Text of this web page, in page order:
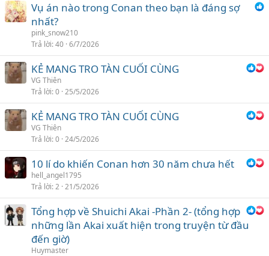
Vụ án nào trong Conan theo bạn là đáng sợ
nhất?
pink_snow210
Trả lời 40 6/7/2026
KẺ MANG TRO TÀN CUỐI CÙNG
VG Thiên
Trả lời 0 25/5/2026
KẺ MANG TRO TÀN CUỐI CÙNG
VG Thiên
Trả lời 0 24/5/2026
10 lí do khiến Conan hơn 30 năm chưa hết
hell_angel1795
Trả lời 2 21/5/2026
Tổng hợp về Shuichi Akai -Phần 2- (tổng hợp
những lần Akai xuất hiện trong truyện từ đầu
đến giờ)
Huymaster